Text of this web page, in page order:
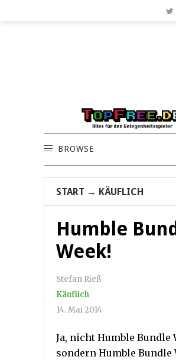
BROWSE
START → KÄUFLICH
Humble
Week!
Stefan Rieß
Käuflich
14. Mai 2014
Ja, nicht Humble Bundle
sondern Humble Bundle